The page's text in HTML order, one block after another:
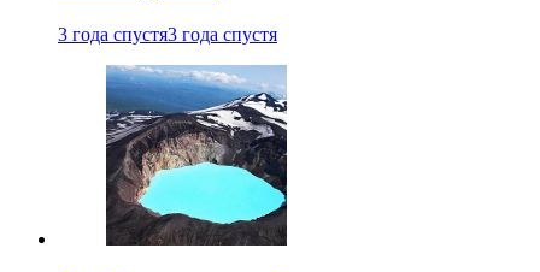
3 года спустя3 года спустя